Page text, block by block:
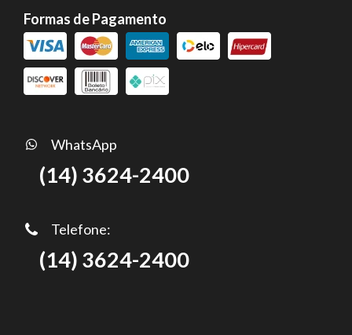
Formas de Pagamento
WhatsApp
(14) 3624-2400
Telefone:
(14) 3624-2400